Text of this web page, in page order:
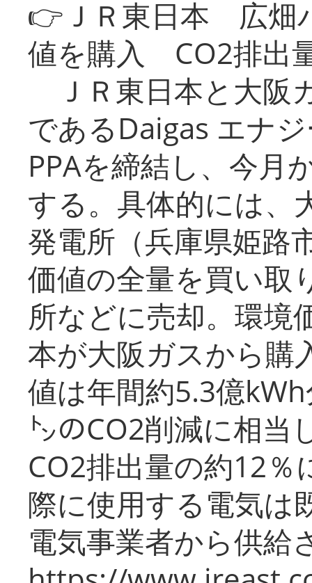
👉ＪＲ東日本 広畑
値を購入 CO2排出
ＪＲ東日本と大阪
であるDaigas エナ
PPAを締結し、今月
する。具体的には、
発電所（兵庫県姫路
価値の全量を買い取
所などに売却。環境
本が大阪ガスから購
値は年間約5.3億
㌧のCO2削減に相当
CO2排出量の約12％
際に使用する電気は
電気事業者から供給